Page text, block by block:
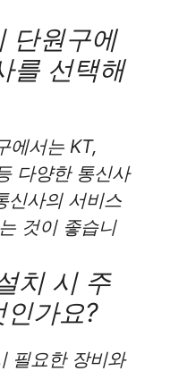
단원구에
를 선택해
에서는 KT,
다양한 통신사
신사의 서비스
것이 좋습니
치 시 주
가요?
필요한 장비와